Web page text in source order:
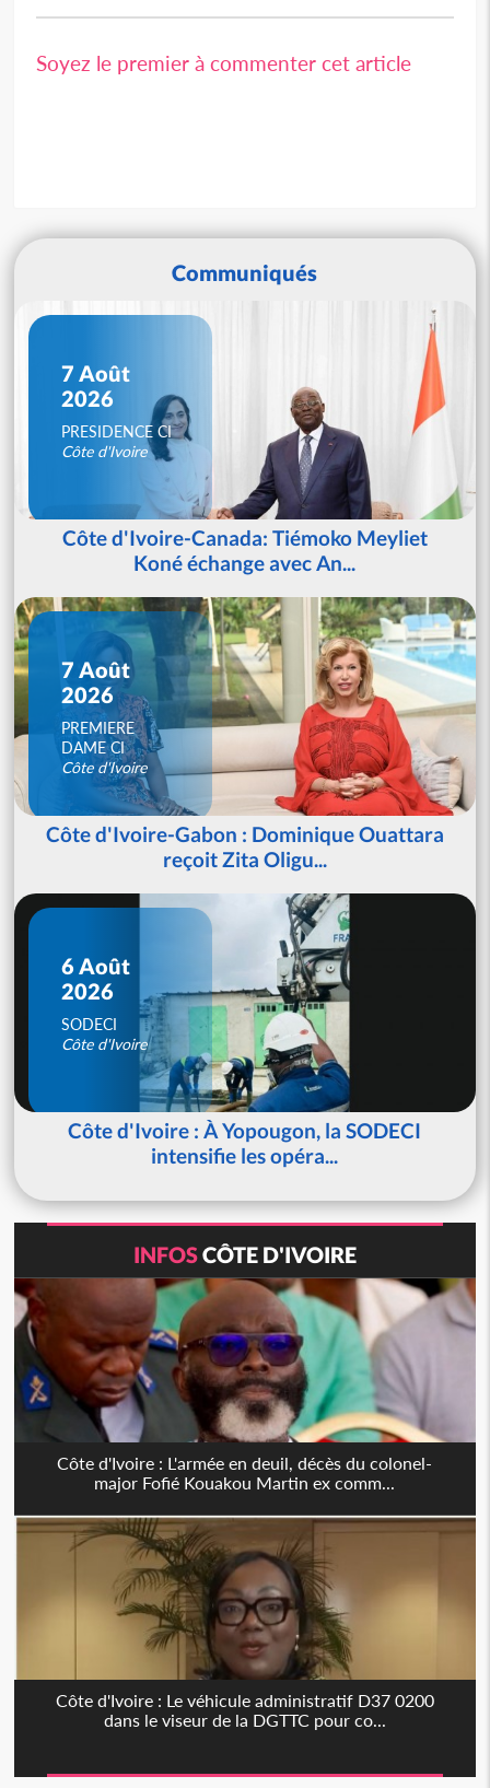
Soyez le premier à commenter cet article
Communiqués
7 Août
2026
PRESIDENCE CI
Côte d'Ivoire
Côte d'Ivoire-Canada: Tiémoko Meyliet
Koné échange avec An...
7 Août
2026
PREMIERE
DAME CI
Côte d'Ivoire
Côte d'Ivoire-Gabon : Dominique Ouattara
reçoit Zita Oligu...
6 Août
2026
SODECI
Côte d'Ivoire
Côte d'Ivoire : À Yopougon, la SODECI
intensifie les opéra...
INFOSCÔTE D'IVOIRE
Côte d'Ivoire : L'armée en deuil, décès du colonel-
major Fofié Kouakou Martin ex comm...
Côte d'Ivoire : Le véhicule administratif D37 0200
dans le viseur de la DGTTC pour co...